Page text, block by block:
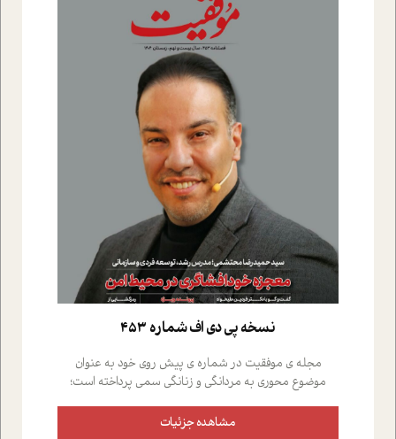
نسخه پي دي اف شماره 453
مجله ی موفقیت در شماره ی پیش روی خود به عنوان
موضوع محوری به مردانگی و زنانگی سمی پرداخته است؛
علیخواه، جامعه شناس در بخش های مختلف تلاش کرده ایم
مشاهده جزئیات